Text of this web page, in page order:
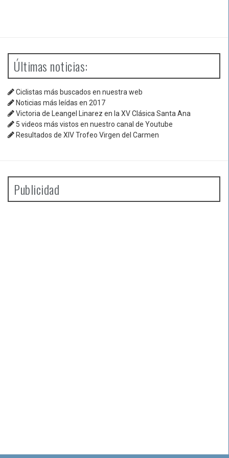
Últimas noticias:
Ciclistas más buscados en nuestra web
Noticias más leídas en 2017
Victoria de Leangel Linarez en la XV Clásica Santa Ana
5 videos más vistos en nuestro canal de Youtube
Resultados de XIV Trofeo Virgen del Carmen
Publicidad